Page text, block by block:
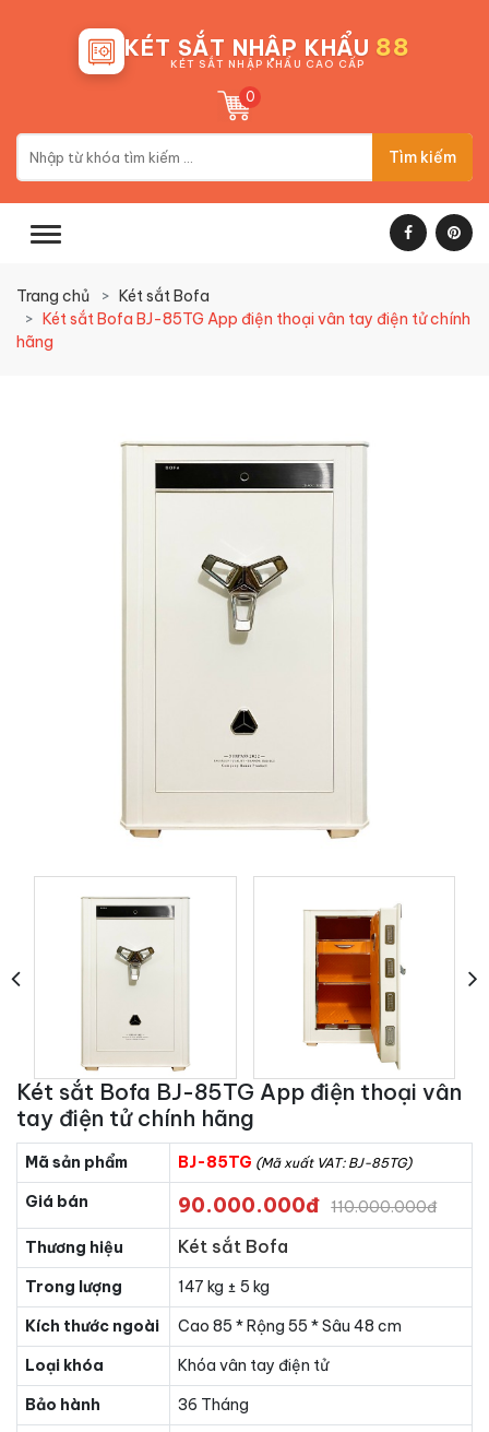
KÉT SẮT NHẬP KHẨU 88
KÉT SẮT NHẬP KHẨU CAO CẤP
0
Tìm kiếm
Trang chủ
Két sắt Bofa
Két sắt Bofa BJ-85TG App điện thoại vân tay điện tử chính
hãng
Két sắt Bofa BJ-85TG App điện thoại vân
tay điện tử chính hãng
Mã sản phẩm BJ-85TG (Mã xuất VAT: BJ-85TG)
Giá bán 90.000.000đ 110.000.000đ
Thương hiệu Két sắt Bofa
Trong lượng
147 kg ± 5 kg
Kích thước ngoài
Cao 85 * Rộng 55 * Sâu 48 cm
Loại khóa
Khóa vân tay điện tử
Bảo hành
36 Tháng